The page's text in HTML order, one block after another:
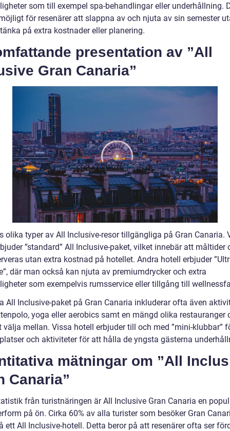
som till exempel spa-behandlingar eller underhållning.
för resenärer att slappna av och njuta av sin semester
på extra kostnader eller planering.
presentation av ”All
Gran Canaria”
olika typer av All Inclusive-resor tillgängliga på Gran Canaria.
”standard” All Inclusive-paket, vilket innebär att måltider
utan extra kostnad på hotellet. Andra hotell erbjuder
där man också kan njuta av premiumdrycker och extra
som exempelvis rumsservice eller tillgång till
All Inclusive-paket på Gran Canaria inkluderar ofta även
yoga eller aerobics samt en mängd olika restauranger
välja mellan. Vissa hotell erbjuder till och med ”mini-klubbar”
och aktiviteter för att hålla de yngsta gästerna
mätningar om ”All
Canaria”
från turistnäringen är All Inclusive Gran Canaria en
på ön. Cirka 60% av alla turister som besöker Gran
ett All Inclusive-hotell. Detta beror på att resenärer ofta ser